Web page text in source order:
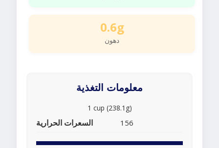
0.6g
دهون
معلومات التغذية
1 cup (238.1g)
السعرات الحرارية 156